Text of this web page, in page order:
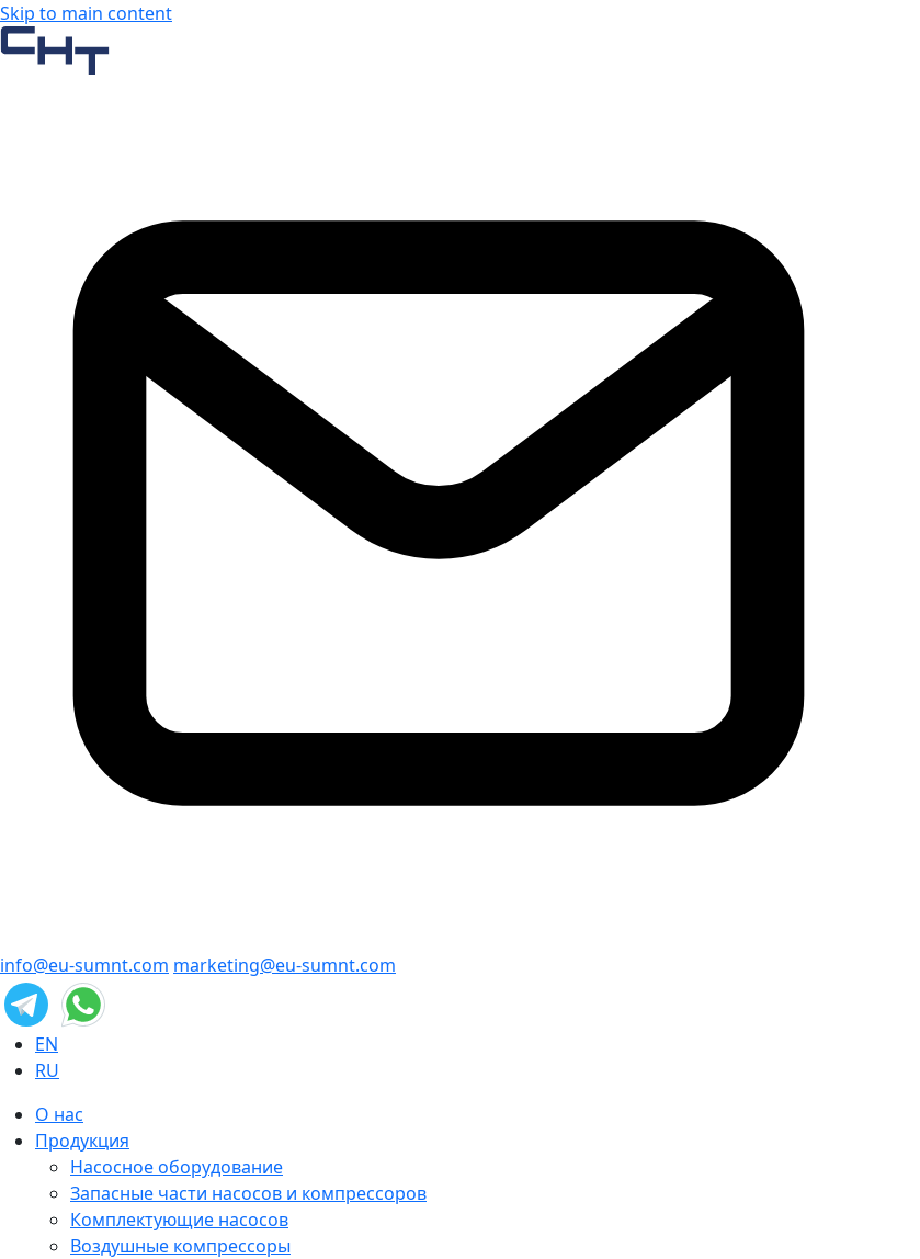
Skip to main content
info@eu-sumnt.com marketing@eu-sumnt.com
EN
RU
О нас
Продукция
Насосное оборудование
Запасные части насосов и компрессоров
Комплектующие насосов
Воздушные компрессоры